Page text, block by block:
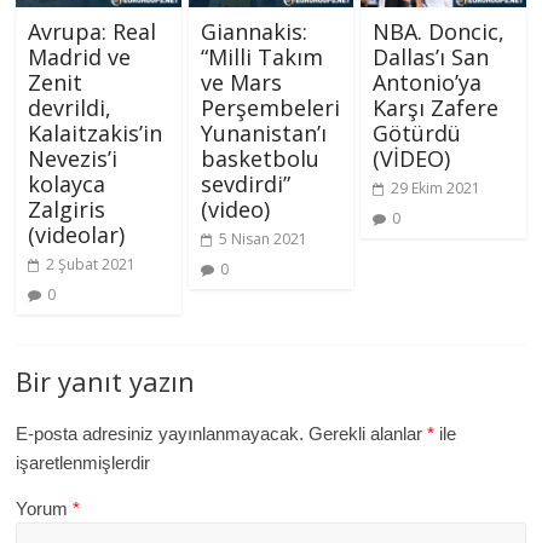
Avrupa: Real
Madrid ve
Zenit
devrildi,
Kalaitzakis’in
Nevezis’i
kolayca
Zalgiris
(videolar)
2 Şubat 2021
0
Giannakis:
“Milli Takım
ve Mars
Perşembeleri
Yunanistan’ı
basketbolu
sevdirdi”
(video)
5 Nisan 2021
0
NBA. Doncic,
Dallas’ı San
Antonio’ya
Karşı Zafere
Götürdü
(VİDEO)
29 Ekim 2021
0
Bir yanıt yazın
E-posta adresiniz yayınlanmayacak. Gerekli alanlar* ile
işaretlenmişlerdir
Yorum*